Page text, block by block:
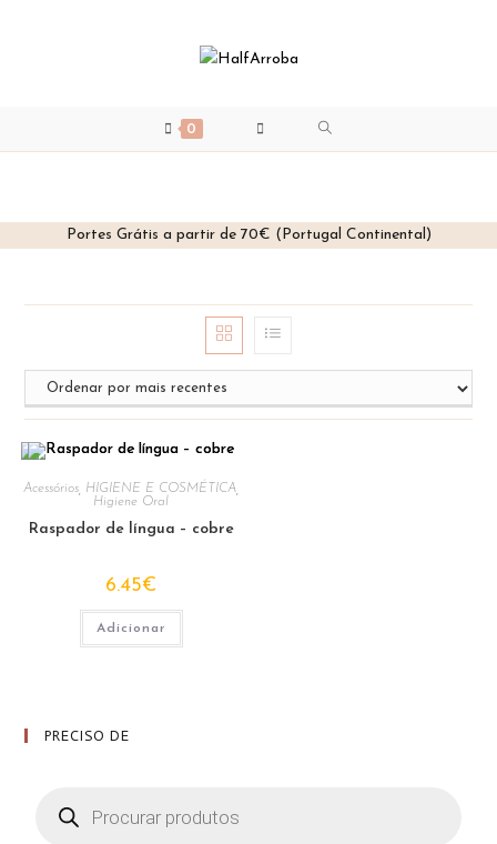
Portes Grátis a partir de 70€ (Portugal Continental)
0
Acessórios HIGIENE E COSMÉTICA
Higiene Oral
Raspador de língua – cobre
6.45€
Adicionar
PRECISO DE
search